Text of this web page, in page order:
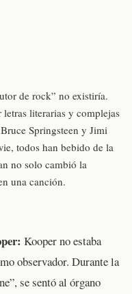
de rock” no existiría.
literarias y complejas
Springsteen y Jimi
todos han bebido de la
no solo cambió la
una canción.
Kooper no estaba
observador. Durante la
se sentó al órgano